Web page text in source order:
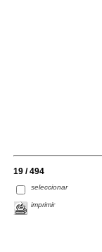
19 / 494
seleccionar
imprimir